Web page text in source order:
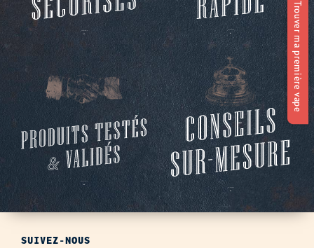
SUIVEZ-NOUS
Trouver ma première vape